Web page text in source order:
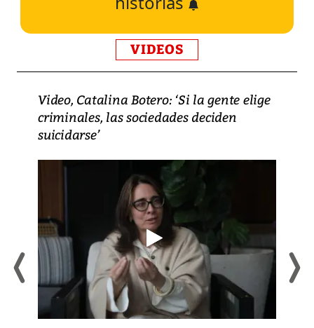
VIDEOS
Video, Catalina Botero: ‘Si la gente elige
criminales, las sociedades deciden
suicidarse’